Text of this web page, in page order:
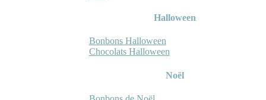
Halloween
Bonbons Halloween
Chocolats Halloween
Noël